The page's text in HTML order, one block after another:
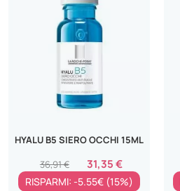
HYALU B5 SIERO OCCHI 15ML
31,35 €
36,91 €
RISPARMI: -5.55€ (15%)